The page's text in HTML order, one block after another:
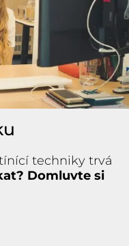
techniky trvá
Domluvte si